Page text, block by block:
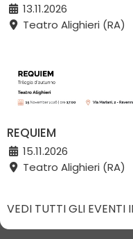
13.11.2026
Teatro Alighieri (RA)
REQUIEM
15.11.2026
Teatro Alighieri (RA)
VEDI TUTTI GLI EVENTI